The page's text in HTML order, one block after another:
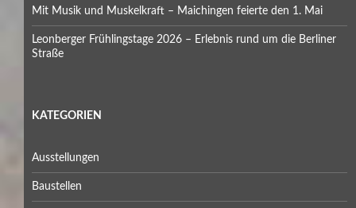
Mit Musik und Muskelkraft – Maichingen feierte den 1. Mai
Leonberger Frühlingstage 2026 – Erlebnis rund um die Berliner
Straße
KATEGORIEN
Ausstellungen
Baustellen